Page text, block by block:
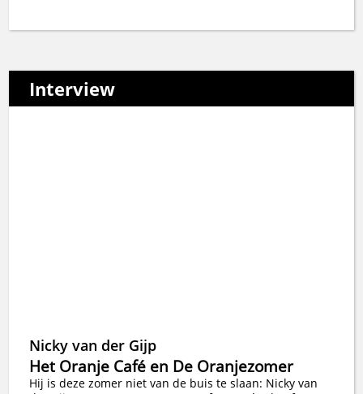
Interview
Nicky van der Gijp
Het Oranje Café en De Oranjezomer
Hij is deze zomer niet van de buis te slaan: Nicky van